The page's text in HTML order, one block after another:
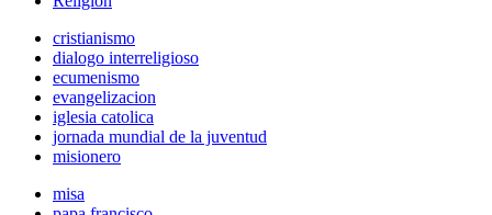
cristianismo
dialogo interreligioso
ecumenismo
evangelizacion
iglesia catolica
jornada mundial de la juventud
misionero
misa